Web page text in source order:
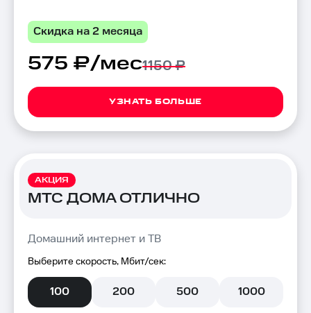
Скидка на 2 месяца
575 ₽/мес1150 ₽
УЗНАТЬ БОЛЬШЕ
АКЦИЯ
МТС ДОМА ОТЛИЧНО
Домашний интернет и ТВ
Выберите скорость, Мбит/сек:
100 200 500 1000